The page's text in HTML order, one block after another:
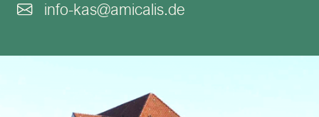
info-kas@amicalis.de